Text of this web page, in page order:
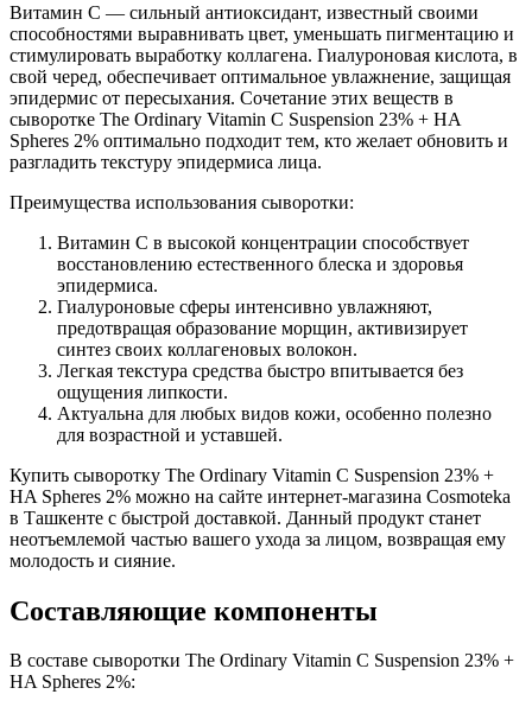
Витамин C — сильный антиоксидант, известный своими
способностями выравнивать цвет, уменьшать пигментацию и
стимулировать выработку коллагена. Гиалуроновая кислота, в
свой черед, обеспечивает оптимальное увлажнение, защищая
эпидермис от пересыхания. Сочетание этих веществ в
сыворотке The Ordinary Vitamin C Suspension 23% + HA
Spheres 2% оптимально подходит тем, кто желает обновить и
разгладить текстуру эпидермиса лица.
Преимущества использования сыворотки:
Витамин C в высокой концентрации способствует
восстановлению естественного блеска и здоровья
эпидермиса.
Гиалуроновые сферы интенсивно увлажняют,
предотвращая образование морщин, активизирует
синтез своих коллагеновых волокон.
Легкая текстура средства быстро впитывается без
ощущения липкости.
Актуальна для любых видов кожи, особенно полезно
для возрастной и уставшей.
Купить сыворотку The Ordinary Vitamin C Suspension 23% +
HA Spheres 2% можно на сайте интернет-магазина Cosmoteka
в Ташкенте с быстрой доставкой. Данный продукт станет
неотъемлемой частью вашего ухода за лицом, возвращая ему
молодость и сияние.
Составляющие компоненты
В составе сыворотки The Ordinary Vitamin C Suspension 23% +
HA Spheres 2%: